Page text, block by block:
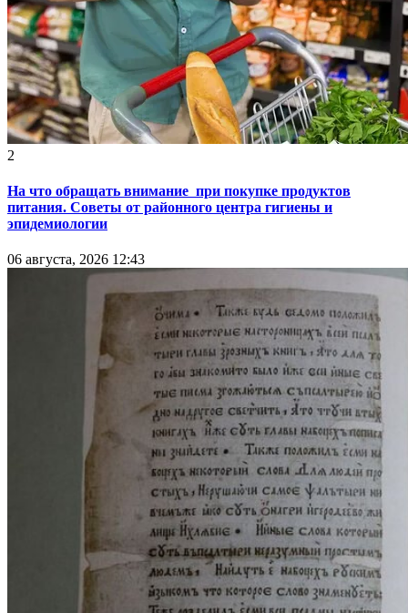
2
На что обращать внимание при покупке продуктов
питания. Советы от районного центра гигиены и
эпидемиологии
06 августа, 2026 12:43